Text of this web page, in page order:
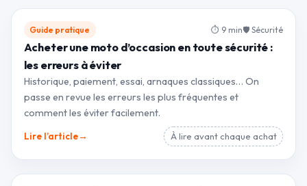
Guide pratique ⏱ 9 min🛡 Sécurité
Acheter une moto d’occasion en toute sécurité :
les erreurs à éviter
Historique, paiement, essai, arnaques classiques… On
passe en revue les erreurs les plus fréquentes et
comment les éviter facilement.
Lire l’article→ À lire avant chaque achat